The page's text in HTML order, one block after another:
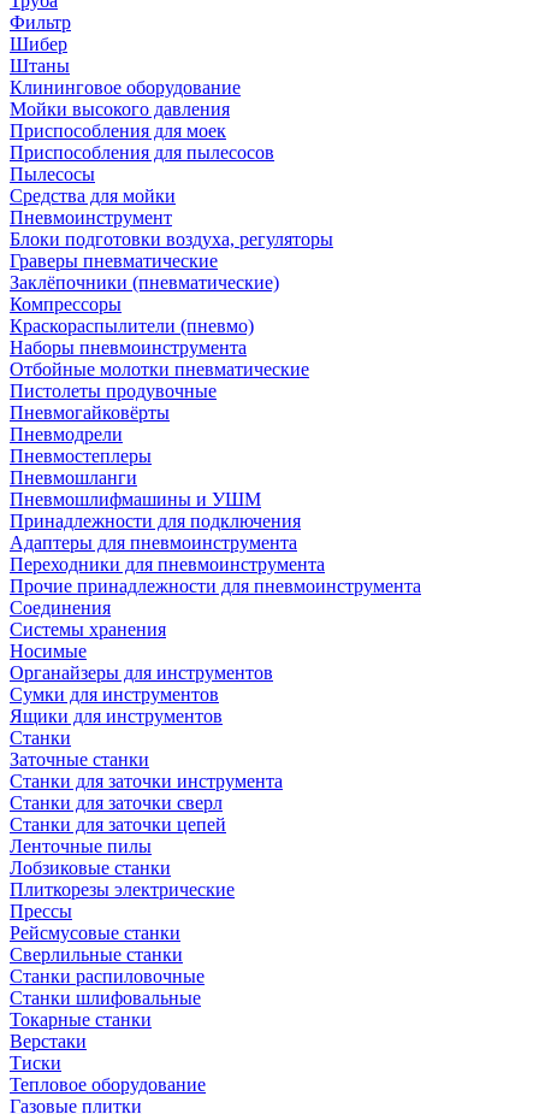
Фильтр
Шибер
Штаны
Клининговое оборудование
Мойки высокого давления
Приспособления для моек
Приспособления для пылесосов
Пылесосы
Средства для мойки
Пневмоинструмент
Блоки подготовки воздуха, регуляторы
Граверы пневматические
Заклёпочники (пневматические)
Компрессоры
Краскораспылители (пневмо)
Наборы пневмоинструмента
Отбойные молотки пневматические
Пистолеты продувочные
Пневмогайковёрты
Пневмодрели
Пневмостеплеры
Пневмошланги
Пневмошлифмашины и УШМ
Принадлежности для подключения
Адаптеры для пневмоинструмента
Переходники для пневмоинструмента
Прочие принадлежности для пневмоинструмента
Соединения
Системы хранения
Носимые
Органайзеры для инструментов
Сумки для инструментов
Ящики для инструментов
Станки
Заточные станки
Станки для заточки инструмента
Станки для заточки сверл
Станки для заточки цепей
Ленточные пилы
Лобзиковые станки
Плиткорезы электрические
Прессы
Рейсмусовые станки
Сверлильные станки
Станки распиловочные
Станки шлифовальные
Токарные станки
Верстаки
Тиски
Тепловое оборудование
Газовые плитки